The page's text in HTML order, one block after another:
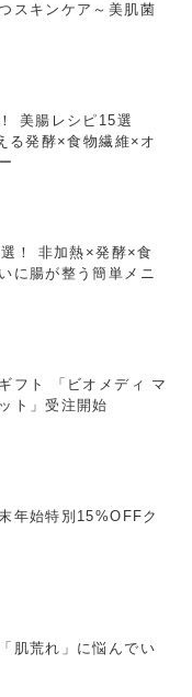
スキンケア～美肌菌
美腸レシピ15選
る発酵×食物繊維×オ
！ 非加熱×発酵×食
に腸が整う簡単メニ
フト 「ビオメディ マ
ト」受注開始
年始特別15%OFFク
肌荒れ」に悩んでい